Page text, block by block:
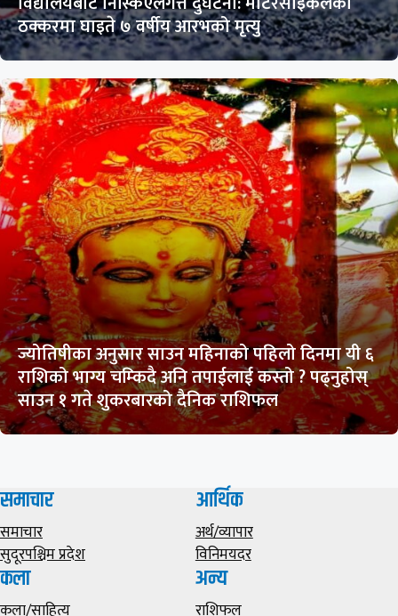
ठक्करमा घाइते ७ वर्षीय आरभको मृत्यु
ज्योतिषीका अनुसार साउन महिनाको पहिलो दिनमा यी ६
राशिको भाग्य चम्किदै अनि तपाईलाई कस्तो ? पढ्नुहोस्
साउन १ गते शुकरबारको दैनिक राशिफल
समाचार
समाचार
सुदूरपश्चिम प्रदेश
आर्थिक
अर्थ/व्यापार
विनिमयदर
कला
कला/साहित्य
अन्य
राशिफल